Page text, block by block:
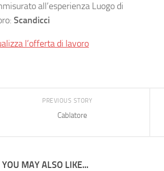
all’esperienza Luogo di
Scandicci
l’offerta di lavoro
PREVIOUS STORY
Cablatore
YOU MAY ALSO LIKE...